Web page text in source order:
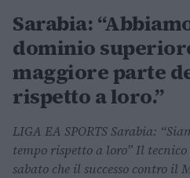
Sarabia:
dominio
maggiore parte
rispetto a loro.”
LIGA EA SPORTS Sarabia:
tempo rispetto a loro” Il
sabato che il successo contro il